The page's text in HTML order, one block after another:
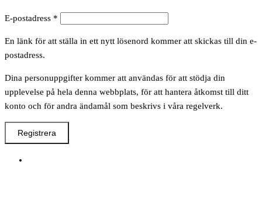
E-postadress *
En länk för att ställa in ett nytt lösenord kommer att skickas till din e-
postadress.
Dina personuppgifter kommer att användas för att stödja din
upplevelse på hela denna webbplats, för att hantera åtkomst till ditt
konto och för andra ändamål som beskrivs i våra regelverk.
Registrera